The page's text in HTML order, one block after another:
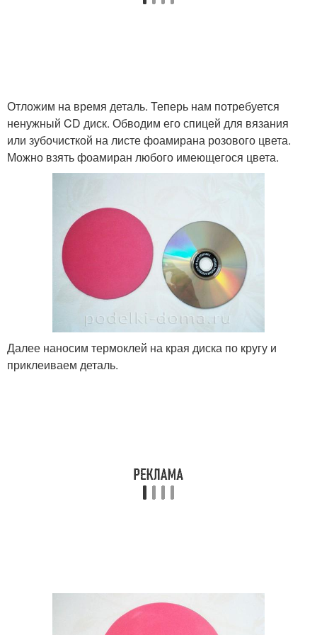
Отложим на время деталь. Теперь нам потребуется
ненужный CD диск. Обводим его спицей для вязания
или зубочисткой на листе фоамирана розового цвета.
Можно взять фоамиран любого имеющегося цвета.
Далее наносим термоклей на края диска по кругу и
приклеиваем деталь.